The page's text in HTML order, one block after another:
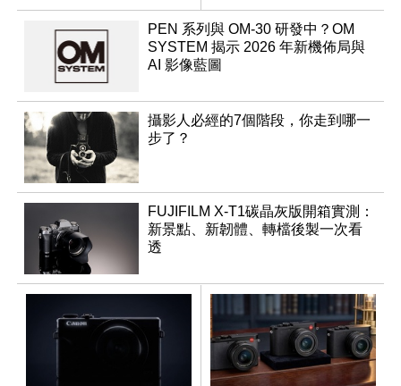
PEN 系列與 OM-30 研發中？OM
SYSTEM 揭示 2026 年新機佈局與
AI 影像藍圖
攝影人必經的7個階段，你走到哪一
步了？
FUJIFILM X-T1碳晶灰版開箱實測：
新景點、新韌體、轉檔後製一次看
透